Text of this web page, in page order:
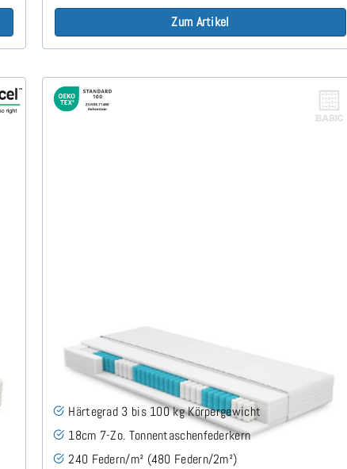
Zum Artikel
Roy H3 (Basic) TTFK-Matratze 80x200 cm
(53)
Härtegrad 3 bis 100 kg Körpergewicht
18cm 7-Zo. Tonnentaschenfederkern
240 Federn/m² (480 Federn/2m²)